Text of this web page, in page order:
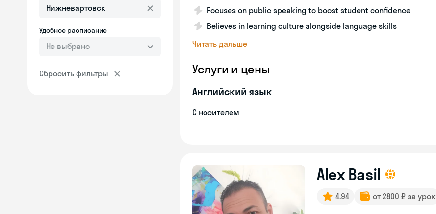
Удобное расписание
Не выбрано
Сбросить фильтры
Focuses on public speaking to boost student confidence
Believes in learning culture alongside language skills
Читать дальше
Услуги и цены
Английский язык
С носителем
Alex Basil
4.94 от 2800 ₽ за урок